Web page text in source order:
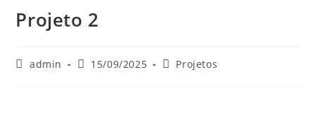
Projeto 2
admin 15/09/2025 Projetos